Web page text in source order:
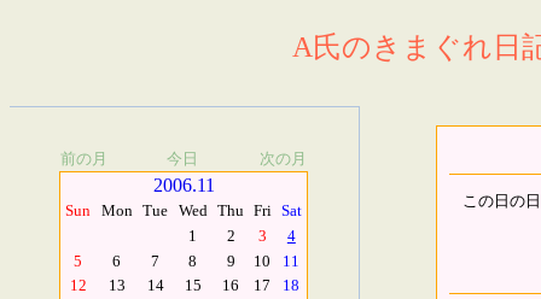
A氏のきまぐれ日
前の月 今日 次の月
2006.11
Sun Mon Tue Wed Thu Fri Sat
1
2 3
4
5
6 7 8 9 10
11
12
13 14 15 16 17
18
この日の